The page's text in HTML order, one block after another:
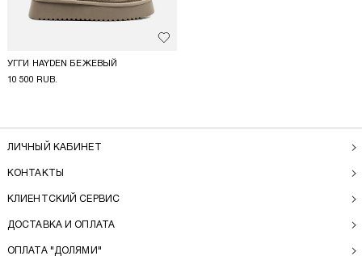
Добавить в избранное
УГГИ HAYDEN БЕЖЕВЫЙ
10 500 RUB.
ЛИЧНЫЙ КАБИНЕТ
КОНТАКТЫ
КЛИЕНТСКИЙ СЕРВИС
ДОСТАВКА И ОПЛАТА
ОПЛАТА "ДОЛЯМИ"